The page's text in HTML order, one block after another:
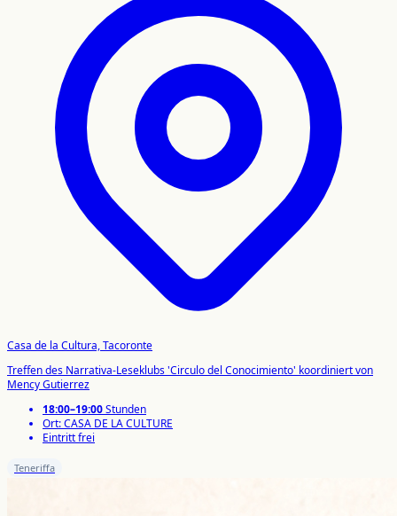
Casa de la Cultura, Tacoronte
Treffen des Narrativa-Leseklubs 'Circulo del Conocimiento' koordiniert von
Mency Gutierrez
18:00–19:00Stunden
Ort: CASA DE LA CULTURE
Eintritt frei
Teneriffa